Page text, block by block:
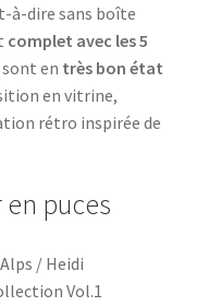
à-dire sans boîte
complet avec les 5
en très bon état
en vitrine,
rétro inspirée de
puces
/ Heidi
Vol.1